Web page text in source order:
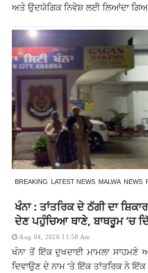
ਅਤੇ ਉਦਯੋਗਿਕ ਨਿਵੇਸ਼ ਲਈ ਲਿਆਂਦਾ ਗਿਆ
BREAKING LATEST NEWS MALWA NEWS
ਖੰਨਾ : ਤਾਂਤਰਿਕ ਦੇ ਠੱਗੀ ਦਾ
ਦੇਣ ਪਹੁੰਚਿਆ ਥਾਣੇ, ਬਾਥਰੂਮ ‘ਚ
Aug 04, 2026 11:58 Am
ਖੰਨਾ ਤੋਂ ਇੱਕ ਦੁਖਦਾਈ ਮਾਮਲਾ ਸਾਹਮਣੇ
ਦਿਵਾਉਣ ਦੇ ਨਾਮ ‘ਤੇ ਇੱਕ ਤਾਂਤਰਿਕ ਨੇ